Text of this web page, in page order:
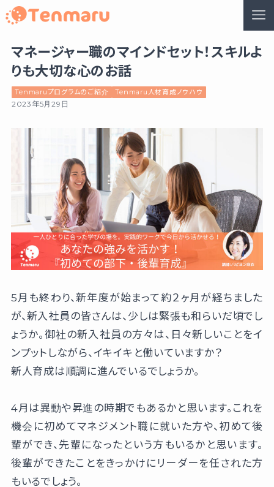
マネージャー職のマインドセット！スキルよ
りも大切な心のお話
Tenmaruプログラムのご紹介 Tenmaru人材育成ノウハウ
2023年5月29日
5月も終わり、新年度が始まって約２ヶ月が経ちました
が、新入社員の皆さんは、少しは緊張も和らいだ頃でし
ょうか。御社の新入社員の方々は、日々新しいことをイ
ンプットしながら、イキイキと働いていますか？
新人育成は順調に進んでいるでしょうか。
4月は異動や昇進の時期でもあるかと思います。これを
機会に初めてマネジメント職に就いた方や、初めて後
輩ができ、先輩になったという方もいるかと思います。
後輩ができたことをきっかけにリーダーを任された方
もいるでしょう。